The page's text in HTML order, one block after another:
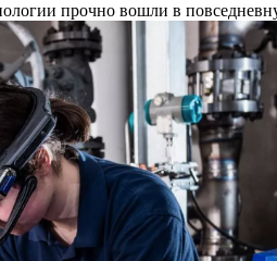
прочно вошли в